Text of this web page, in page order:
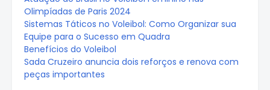
Olimpíadas de Paris 2024
Sistemas Táticos no Voleibol: Como Organizar sua
Equipe para o Sucesso em Quadra
Benefícios do Voleibol
Sada Cruzeiro anuncia dois reforços e renova com
peças importantes